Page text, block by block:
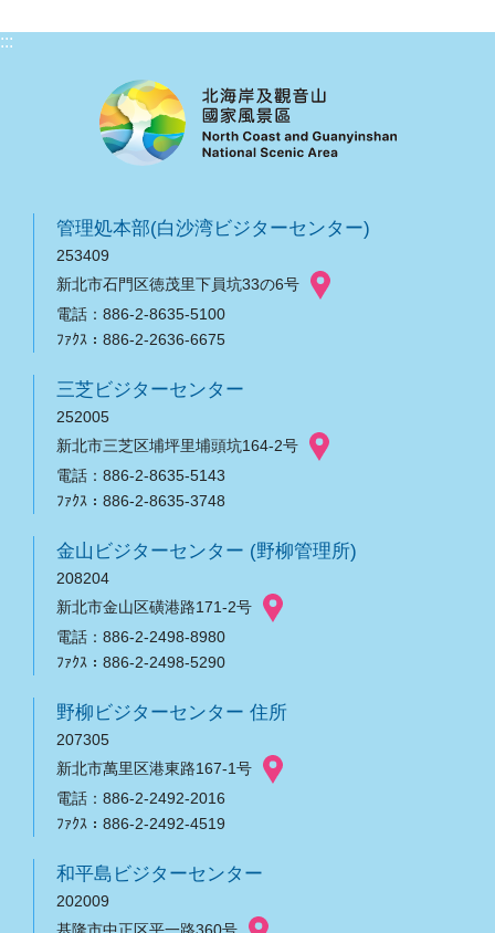
:::
管理処本部(白沙湾ビジターセンター)
253409
新北市石門区徳茂里下員坑33の6号
電話：886-2-8635-5100
ﾌｧｸｽ：886-2-2636-6675
三芝ビジターセンター
252005
新北市三芝区埔坪里埔頭坑164-2号
電話：886-2-8635-5143
ﾌｧｸｽ：886-2-8635-3748
金山ビジターセンター (野柳管理所)
208204
新北市金山区磺港路171-2号
電話：886-2-2498-8980
ﾌｧｸｽ：886-2-2498-5290
野柳ビジターセンター 住所
207305
新北市萬里区港東路167-1号
電話：886-2-2492-2016
ﾌｧｸｽ：886-2-2492-4519
和平島ビジターセンター
202009